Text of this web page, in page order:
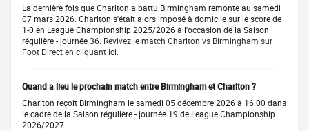
La dernière fois que Charlton a battu Birmingham remonte au samedi
07 mars 2026. Charlton s'était alors imposé à domicile sur le score de
1-0 en League Championship 2025/2026 à l'occasion de la Saison
régulière - journée 36. Revivez le match Charlton vs Birmingham sur
Foot Direct en cliquant ici.
Quand a lieu le prochain match entre Birmingham et Charlton ?
Charlton reçoit Birmingham le samedi 05 décembre 2026 à 16:00 dans
le cadre de la Saison régulière - journée 19 de League Championship
2026/2027.